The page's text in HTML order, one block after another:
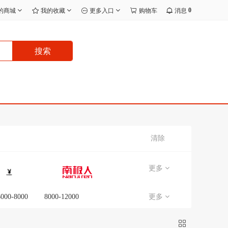
商城 我的收藏 更多入口 购物车 消息 0
搜索
清除
更多
8000 8000-12000 更多